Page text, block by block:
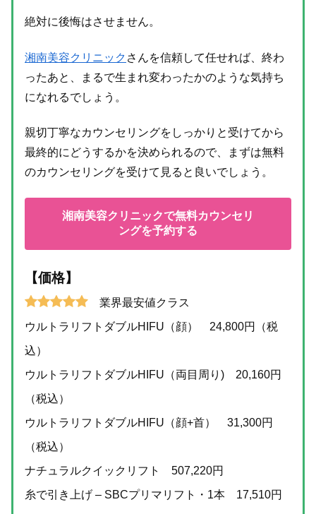
絶対に後悔はさせません。
湘南美容クリニック さんを信頼して任せれば、終わ
ったあと、まるで生まれ変わったかのような気持ち
になれるでしょう。
親切丁寧なカウンセリングをしっかりと受けてから
最終的にどうするかを決められるので、まずは無料
のカウンセリングを受けて見ると良いでしょう。
湘南美容クリニックで無料カウンセリ
ングを予約する
【価格】
業界最安値クラス
ウルトラリフトダブルHIFU（顔） 24,800円（税
込）
ウルトラリフトダブルHIFU（両目周り) 20,160円
（税込）
ウルトラリフトダブルHIFU（顔+首） 31,300円
（税込）
ナチュラルクイックリフト 507,220円
糸で引き上げ – SBCプリマリフト・1本 17,510円